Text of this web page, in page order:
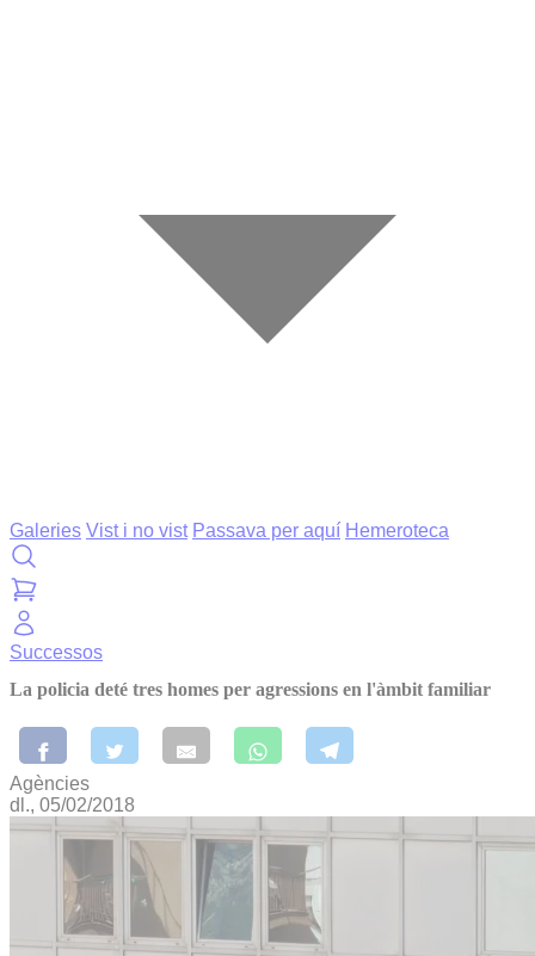
Galeries Vist i no vist Passava per aquí Hemeroteca
Successos
La policia deté tres homes per agressions en l'àmbit familiar
Agències
dl., 05/02/2018